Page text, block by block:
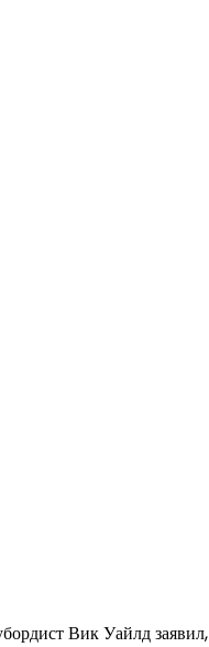
Вик Уайлд заявил,